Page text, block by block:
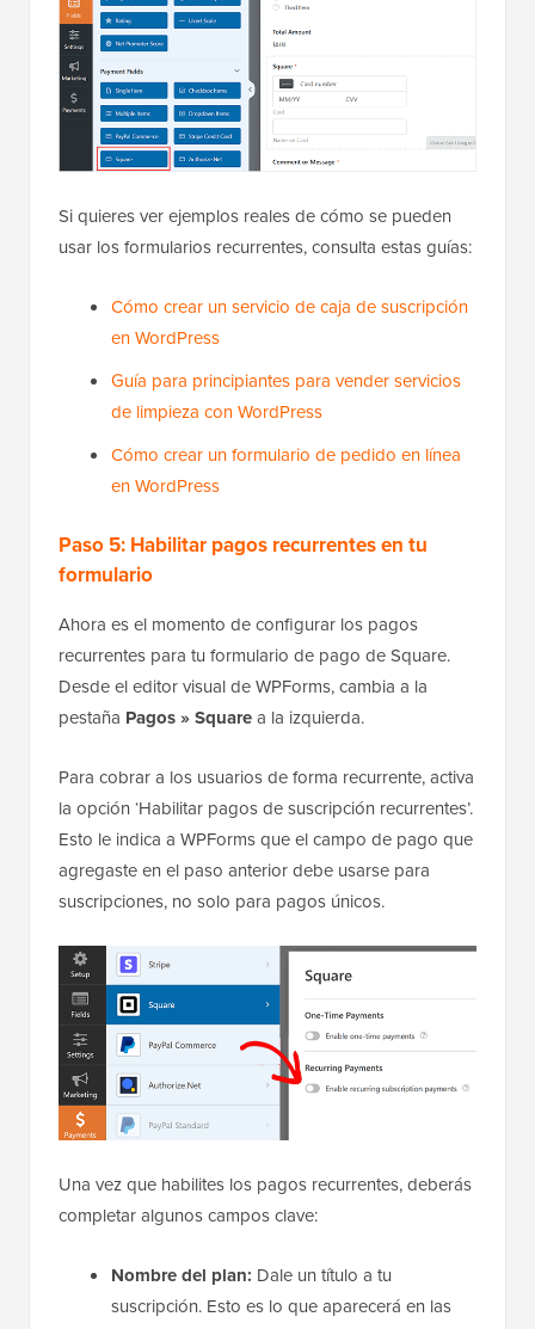
Si quieres ver ejemplos reales de cómo se pueden
usar los formularios recurrentes, consulta estas guías:
Cómo crear un servicio de caja de suscripción
en WordPress
Guía para principiantes para vender servicios
de limpieza con WordPress
Cómo crear un formulario de pedido en línea
en WordPress
Paso 5: Habilitar pagos recurrentes en tu
formulario
Ahora es el momento de configurar los pagos
recurrentes para tu formulario de pago de Square.
Desde el editor visual de WPForms, cambia a la
pestaña Pagos » Squarea la izquierda.
Para cobrar a los usuarios de forma recurrente, activa
la opción ‘Habilitar pagos de suscripción recurrentes’.
Esto le indica a WPForms que el campo de pago que
agregaste en el paso anterior debe usarse para
suscripciones, no solo para pagos únicos.
Una vez que habilites los pagos recurrentes, deberás
completar algunos campos clave:
Nombre del plan: Dale un título a tu
suscripción. Esto es lo que aparecerá en las